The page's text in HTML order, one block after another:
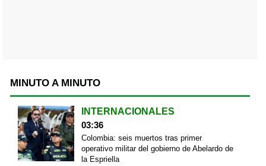
MINUTO A MINUTO
INTERNACIONALES
03:36
Colombia: seis muertos tras primer
operativo militar del gobierno de Abelardo de
la Espriella